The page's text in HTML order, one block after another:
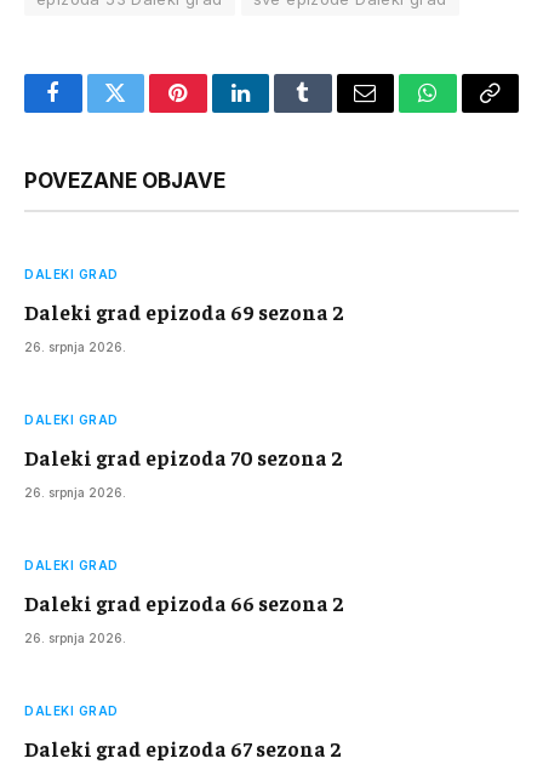
FacebookTwitterPinterestLinkedInTumblrEmail WhatsApp
Copy
POVEZANE OBJAVE
DALEKI GRAD
Daleki grad epizoda 69 sezona 2
26. srpnja 2026.
DALEKI GRAD
Daleki grad epizoda 70 sezona 2
26. srpnja 2026.
DALEKI GRAD
Daleki grad epizoda 66 sezona 2
26. srpnja 2026.
DALEKI GRAD
Daleki grad epizoda 67 sezona 2